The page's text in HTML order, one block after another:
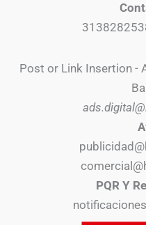
Post or Link Insertion -
PQR Y